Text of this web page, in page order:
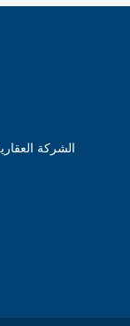
الشركة العقارية للاستثمار